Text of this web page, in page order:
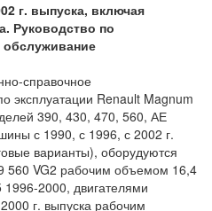
г. выпуска, включая
Руководство по
обслуживание
справочное
эксплуатации Renault Magnum
390, 430, 470, 560, АЕ
с 1990, с 1996, с 2002 г.
варианты), оборудуются
560 VG2 рабочим объемом 16,4
2000, двигателями
г. выпуска рабочим